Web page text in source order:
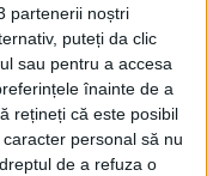
partenerii noștri
puteți da clic
sau pentru a accesa
înainte de a
rețineți că este posibil
personal să nu
de a refuza o
DE CITIRE
susţine că
împotriva ministrului
semnal de alarmă
românească!